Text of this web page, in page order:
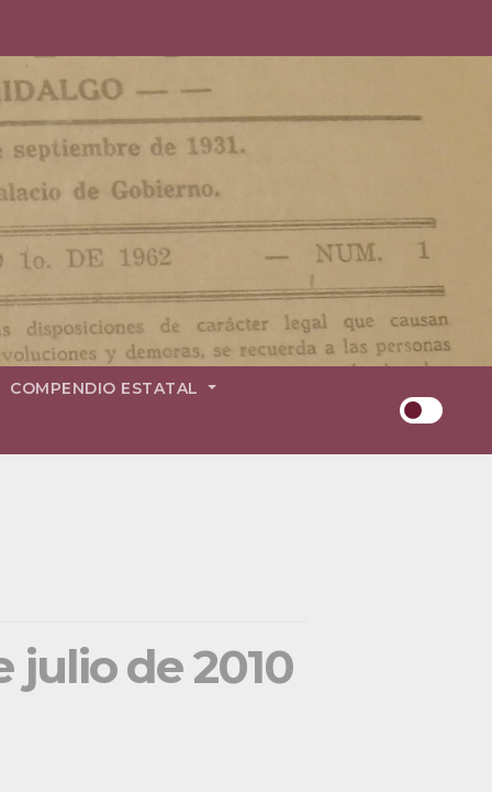
COMPENDIO ESTATAL
julio de 2010